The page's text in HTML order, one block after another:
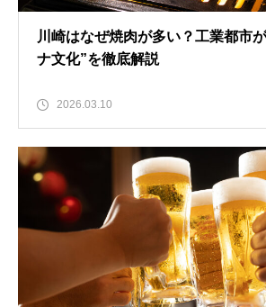
川崎はなぜ焼肉が多い？工業都市
ナ文化”を徹底解説
2026.03.10